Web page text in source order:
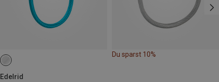
Edelrid
Du sparst 10%